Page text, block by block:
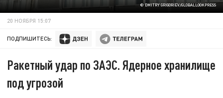
© DMITRY GRIGORIEV/GLOBALLOOKPRESS
20 НОЯБРЯ 15:07
ПОДПИШИТЕСЬ:
Ракетный удар по ЗАЭС. Ядерное хранилище
под угрозой